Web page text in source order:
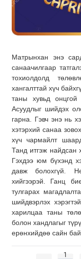
Матрынхан энэ
санаачилгаар
тохиолдолд
хангалттай хүч
таны хувьд онцгой
Асуудлыг шийдэх
гарна. Гэвч энэ нь
хэтэрхий санаа
хүч чармайлт
Танд итгэж найдсан
Гэхдээ юм бүхэнд
давж болохгүй.
хийгээрэй. Ганц
тулгарах
шийдвэрлэх
харилцаа таны
болон хандлагыг
ерөнхийдөө сайн
1